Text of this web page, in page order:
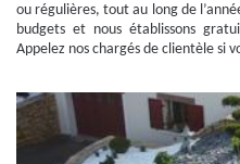
ou régulières, tout au long de
budgets et nous établissons
Appelez nos chargés de clientèle si